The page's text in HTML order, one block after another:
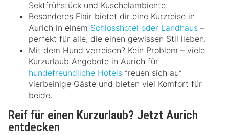
Sektfrühstück und Kuschelambiente.
Besonderes Flair bietet dir eine Kurzreise in
Aurich in einem Schlosshotel oder Landhaus –
perfekt für alle, die einen gewissen Stil lieben.
Mit dem Hund verreisen? Kein Problem – viele
Kurzurlaub Angebote in Aurich für
hundefreundliche Hotels freuen sich auf
vierbeinige Gäste und bieten viel Komfort für
beide.
Reif für einen Kurzurlaub? Jetzt Aurich
entdecken